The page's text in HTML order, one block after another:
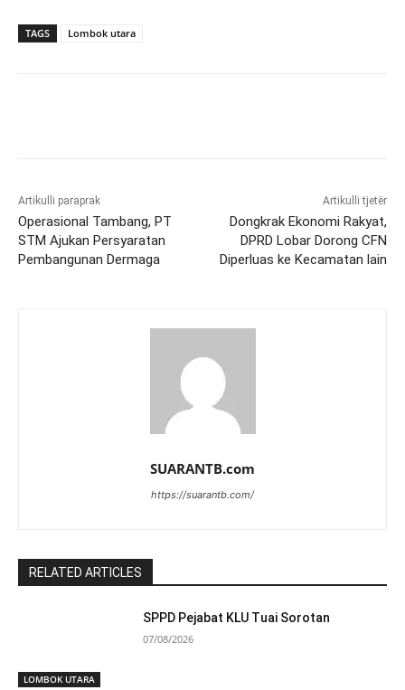
TAGS Lombok utara
Artikulli paraprak
Operasional Tambang, PT
STM Ajukan Persyaratan
Pembangunan Dermaga
Artikulli tjetër
Dongkrak Ekonomi Rakyat,
DPRD Lobar Dorong CFN
Diperluas ke Kecamatan lain
SUARANTB.com
https://suarantb.com/
RELATED ARTICLES
LOMBOK UTARA
SPPD Pejabat KLU Tuai Sorotan
07/08/2026